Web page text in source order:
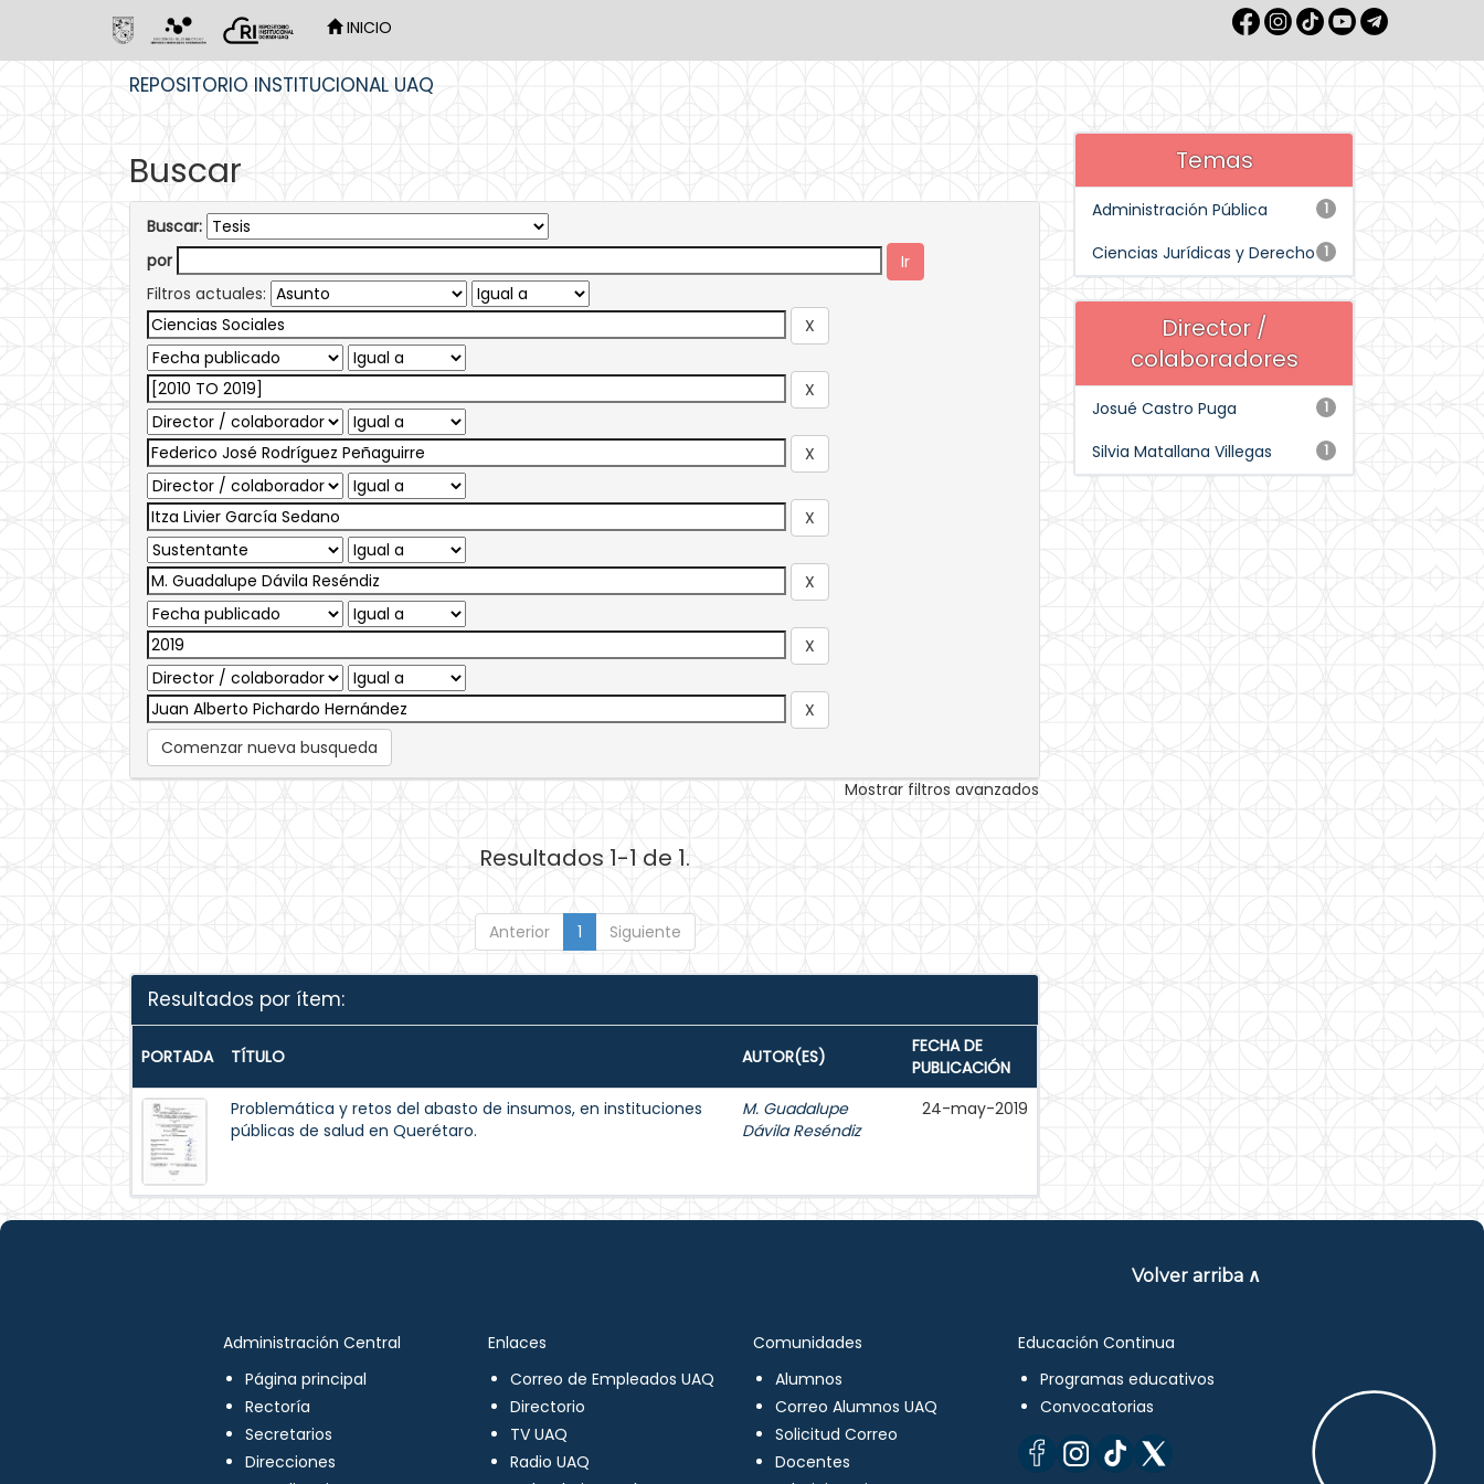
INICIO
REPOSITORIO INSTITUCIONAL UAQ
Buscar
Buscar:
por
Filtros actuales:
Comenzar nueva busqueda
Mostrar filtros avanzados
Resultados 1-1 de 1.
Anterior 1 Siguiente
Resultados por ítem:
PORTADA TÍTULO AUTOR(ES)
FECHA DE
PUBLICACIÓN
Problemática y retos del abasto de insumos, en instituciones
públicas de salud en Querétaro.
M. Guadalupe
Dávila Reséndiz
24-may-2019
Temas
1
Administración Pública
1
Ciencias Jurídicas y Derecho
Director /
colaboradores
1
Josué Castro Puga
1
Silvia Matallana Villegas
Volver arriba ∧
Administración Central
Página principal
Rectoría
Secretarios
Direcciones
Enlaces
Correo de Empleados UAQ
Directorio
TV UAQ
Radio UAQ
Comunidades
Alumnos
Correo Alumnos UAQ
Solicitud Correo
Docentes
Educación Continua
Programas educativos
Convocatorias